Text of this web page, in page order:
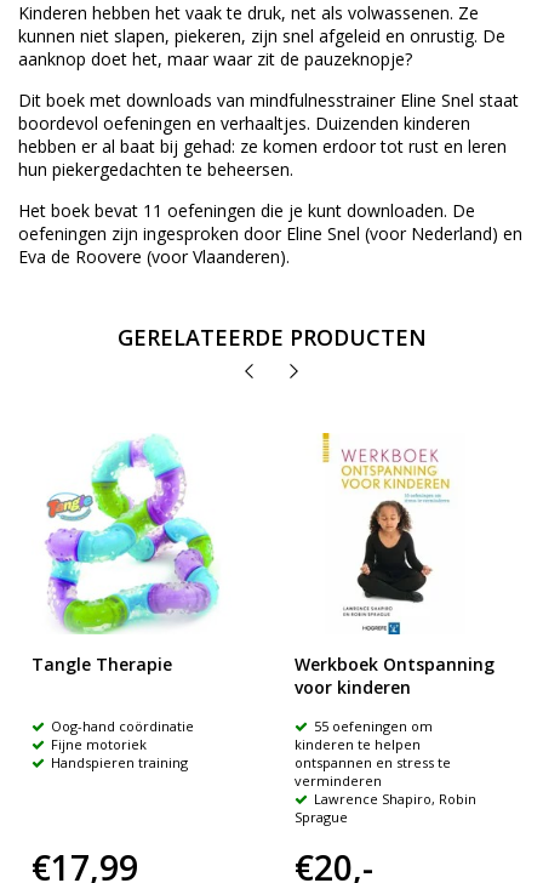
Kinderen hebben het vaak te druk, net als volwassenen. Ze
kunnen niet slapen, piekeren, zijn snel afgeleid en onrustig. De
aanknop doet het, maar waar zit de pauzeknopje?
Dit boek met downloads van mindfulnesstrainer Eline Snel staat
boordevol oefeningen en verhaaltjes. Duizenden kinderen
hebben er al baat bij gehad: ze komen erdoor tot rust en leren
hun piekergedachten te beheersen.
Het boek bevat 11 oefeningen die je kunt downloaden. De
oefeningen zijn ingesproken door Eline Snel (voor Nederland) en
Eva de Roovere (voor Vlaanderen).
GERELATEERDE PRODUCTEN
Tangle Therapie
Oog-hand coördinatie
Fijne motoriek
Handspieren training
€17,99
Werkboek Ontspanning
voor kinderen
55 oefeningen om
kinderen te helpen
ontspannen en stress te
verminderen
Lawrence Shapiro, Robin
Sprague
€20,-